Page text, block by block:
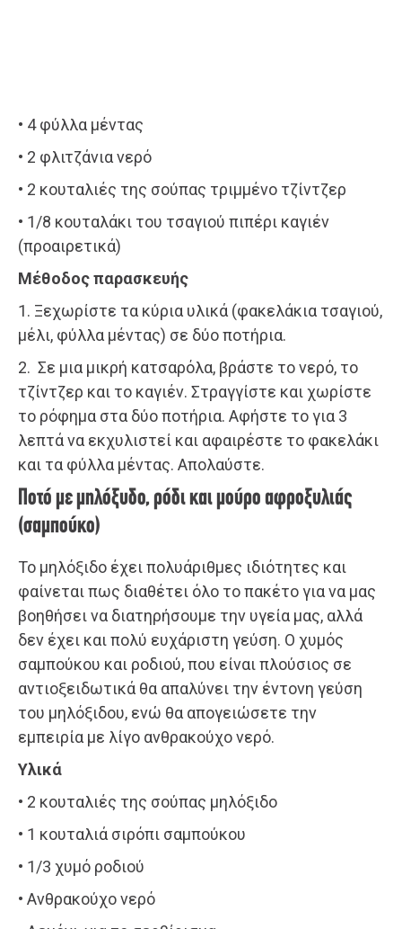
• 4 φύλλα μέντας
• 2 φλιτζάνια νερό
• 2 κουταλιές της σούπας τριμμένο τζίντζερ
• 1/8 κουταλάκι του τσαγιού πιπέρι καγιέν
(προαιρετικά)
Μέθοδος παρασκευής
1. Ξεχωρίστε τα κύρια υλικά (φακελάκια τσαγιού,
μέλι, φύλλα μέντας) σε δύο ποτήρια.
2. Σε μια μικρή κατσαρόλα, βράστε το νερό, το
τζίντζερ και το καγιέν. Στραγγίστε και χωρίστε
το ρόφημα στα δύο ποτήρια. Αφήστε το για 3
λεπτά να εκχυλιστεί και αφαιρέστε το φακελάκι
και τα φύλλα μέντας. Απολαύστε.
Ποτό με μηλόξυδο, ρόδι και μούρο αφροξυλιάς
(σαμπούκο)
Το μηλόξιδο έχει πολυάριθμες ιδιότητες και
φαίνεται πως διαθέτει όλο το πακέτο για να μας
βοηθήσει να διατηρήσουμε την υγεία μας, αλλά
δεν έχει και πολύ ευχάριστη γεύση. Ο χυμός
σαμπούκου και ροδιού, που είναι πλούσιος σε
αντιοξειδωτικά θα απαλύνει την έντονη γεύση
του μηλόξιδου, ενώ θα απογειώσετε την
εμπειρία με λίγο ανθρακούχο νερό.
Υλικά
• 2 κουταλιές της σούπας μηλόξιδο
• 1 κουταλιά σιρόπι σαμπούκου
• 1/3 χυμό ροδιού
• Ανθρακούχο νερό